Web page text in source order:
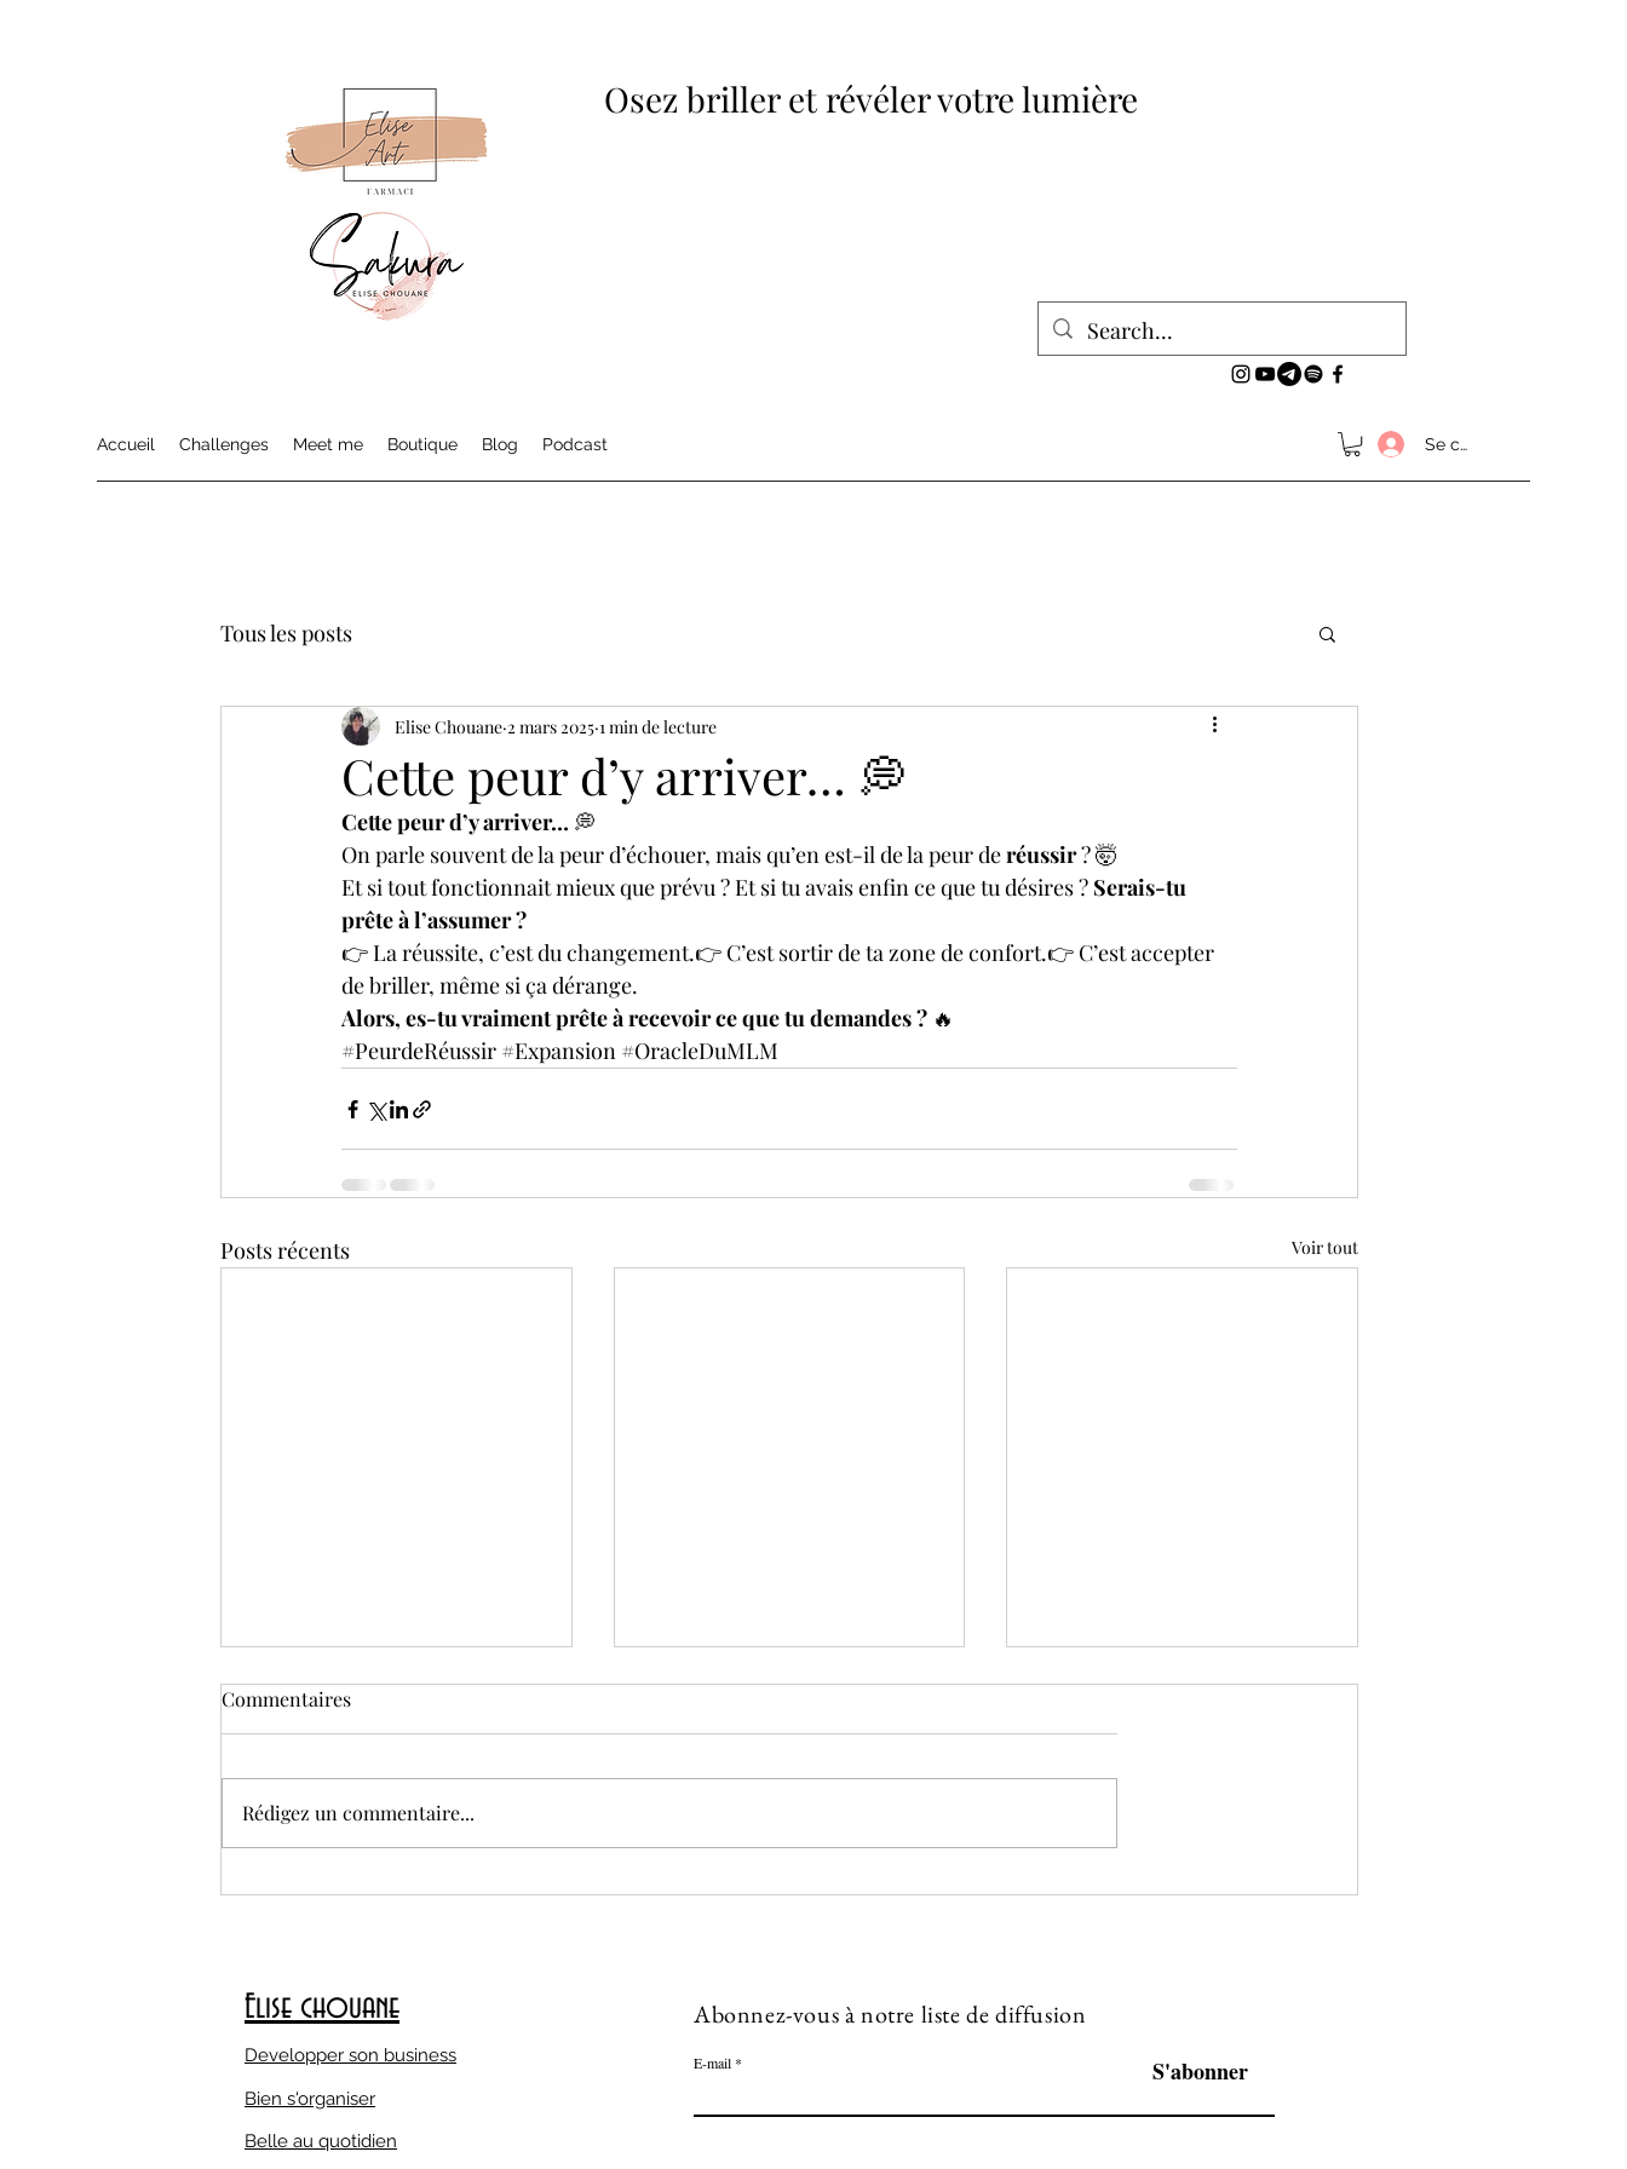
Osez briller et révéler votre lumière
Accueil Challenges Meet me Boutique Blog Podcast Se connecter
Tous les posts
Cette peur d’y arriver… 💭
Elise Chouane 2 mars 2025 1 min de lecture
Cette peur d’y arriver… 💭
On parle souvent de la peur d’échouer, mais qu’en est-il de la peur de réussir ? 🤯
Et si tout fonctionnait mieux que prévu ? Et si tu avais enfin ce que tu désires ? Serais-tu
prête à l’assumer ?
👉 La réussite, c’est du changement.👉 C’est sortir de ta zone de confort.👉 C’est accepter
de briller, même si ça dérange.
Alors, es-tu vraiment prête à recevoir ce que tu demandes ? 🔥
#PeurdeRéussir #Expansion #OracleDuMLM
Posts récents Voir tout
C’est le jour J ! Rejoins le
officiellement le Challenge
Hydratation Express – 8 jours ,
Vous êtes l’excellence
Vous êtes l’excellence.Mais vous
l’autre....
Commentaires
Rédigez un commentaire...
Elise chouane
Developper son business
Bien s'organiser
Belle au quotidien
Abonnez-vous à notre liste de diffusion
E-mail S'abonner